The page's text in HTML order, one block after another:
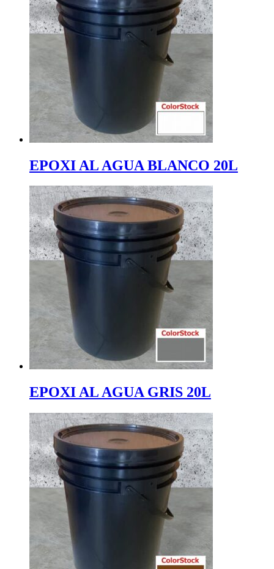
EPOXI AL AGUA BLANCO 20L
EPOXI AL AGUA GRIS 20L